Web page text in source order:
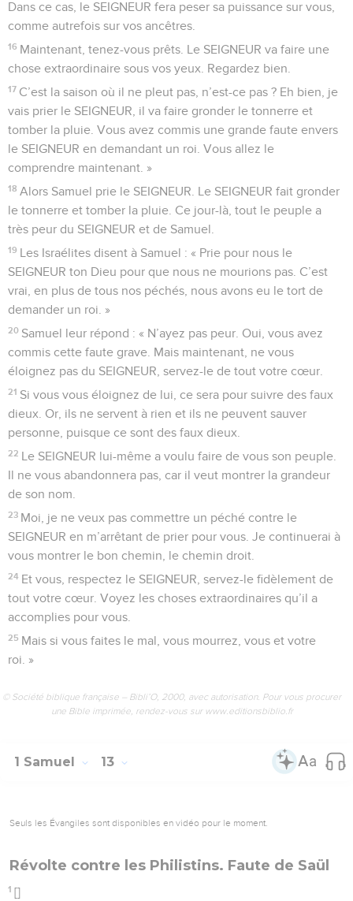
Dans ce cas, le SEIGNEUR fera peser sa puissance sur vous,
comme autrefois sur vos ancêtres.
16 Maintenant, tenez-vous prêts. Le SEIGNEUR va faire une
chose extraordinaire sous vos yeux. Regardez bien.
17 C’est la saison où il ne pleut pas, n’est-ce pas ? Eh bien, je
vais prier le SEIGNEUR, il va faire gronder le tonnerre et
tomber la pluie. Vous avez commis une grande faute envers
le SEIGNEUR en demandant un roi. Vous allez le
comprendre maintenant. »
18 Alors Samuel prie le SEIGNEUR. Le SEIGNEUR fait gronder
le tonnerre et tomber la pluie. Ce jour-là, tout le peuple a
très peur du SEIGNEUR et de Samuel.
19 Les Israélites disent à Samuel : « Prie pour nous le
SEIGNEUR ton Dieu pour que nous ne mourions pas. C’est
vrai, en plus de tous nos péchés, nous avons eu le tort de
demander un roi. »
20 Samuel leur répond : « N’ayez pas peur. Oui, vous avez
commis cette faute grave. Mais maintenant, ne vous
éloignez pas du SEIGNEUR, servez-le de tout votre cœur.
21 Si vous vous éloignez de lui, ce sera pour suivre des faux
dieux. Or, ils ne servent à rien et ils ne peuvent sauver
personne, puisque ce sont des faux dieux.
22 Le SEIGNEUR lui-même a voulu faire de vous son peuple.
Il ne vous abandonnera pas, car il veut montrer la grandeur
de son nom.
23 Moi, je ne veux pas commettre un péché contre le
SEIGNEUR en m’arrêtant de prier pour vous. Je continuerai à
vous montrer le bon chemin, le chemin droit.
24 Et vous, respectez le SEIGNEUR, servez-le fidèlement de
tout votre cœur. Voyez les choses extraordinaires qu’il a
accomplies pour vous.
25 Mais si vous faites le mal, vous mourrez, vous et votre
roi. »
© Société biblique française – Bibli’O, 2000, avec autorisation. Pour vous procurer
une Bible imprimée, rendez-vous sur www.editionsbiblio.fr
1 Samuel 13
Seuls les Évangiles sont disponibles en vidéo pour le moment.
Révolte contre les Philistins. Faute de Saül
1 []